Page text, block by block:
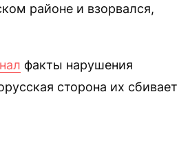
районе и взорвался,
факты нарушения
сторона их сбивает